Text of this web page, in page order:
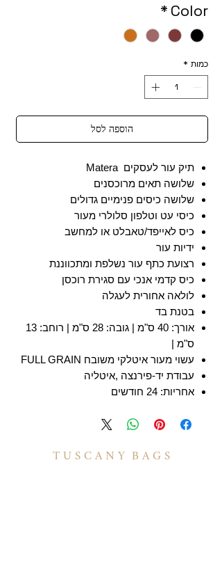
Color
*
כמות *
הוספה לסל
תיק עור לעסקים Matera
שלושה תאים מרוכסנים
שלושה כיסים פנימיים גדולים
כיסי עט וטלפון סלולרי מעור
כיס לאייפד/טאבלט או למחשב
ידיות עור
רצועת כתף עור נשלפת ומתכווננת
כיס קדמי אנכי עם סגירת רוכסן
לולאה אחורית לעגלה
בטנת בד
אורך: 40 ס"מ | גובה: 28 ס"מ | רוחב: 13
ס"מ |
עשוי מעור איטלקי משובח FULL GRAIN
עבודת יד-פירנצה ,איטליה
אחריות: 24 חודשים
T U S C A N Y B A G S